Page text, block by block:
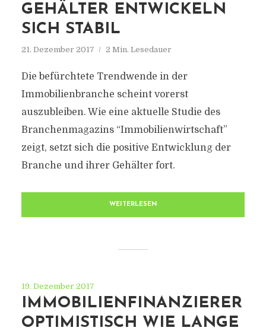
GEHÄLTER ENTWICKELN
SICH STABIL
21. Dezember 2017 2 Min. Lesedauer
Die befürchtete Trendwende in der
Immobilienbranche scheint vorerst
auszubleiben. Wie eine aktuelle Studie des
Branchenmagazins “Immobilienwirtschaft”
zeigt, setzt sich die positive Entwicklung der
Branche und ihrer Gehälter fort.
WEITERLESEN
19. Dezember 2017
IMMOBILIENFINANZIERER
OPTIMISTISCH WIE LANGE